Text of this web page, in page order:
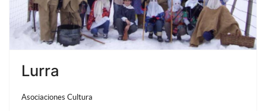
Lurra
Asociaciones Cultura